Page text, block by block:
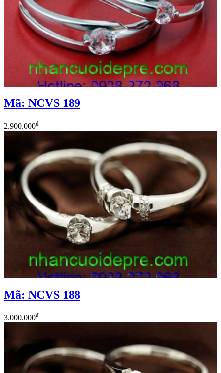
Mã: NCVS 189
2.900.000đ
Mã: NCVS 188
3.000.000đ